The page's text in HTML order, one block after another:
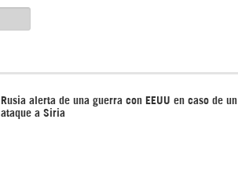
Rusia alerta de una guerra con EEUU en caso de un
ataque a Siria